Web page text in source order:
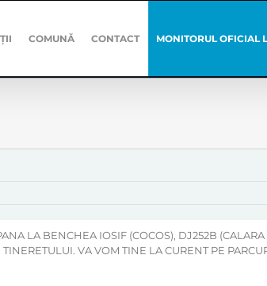
COMUNĂ CONTACT MONITORUL OFICIAL
LA BENCHEA IOSIF (COCOS), DJ252B
VA VOM TINE LA CURENT PE